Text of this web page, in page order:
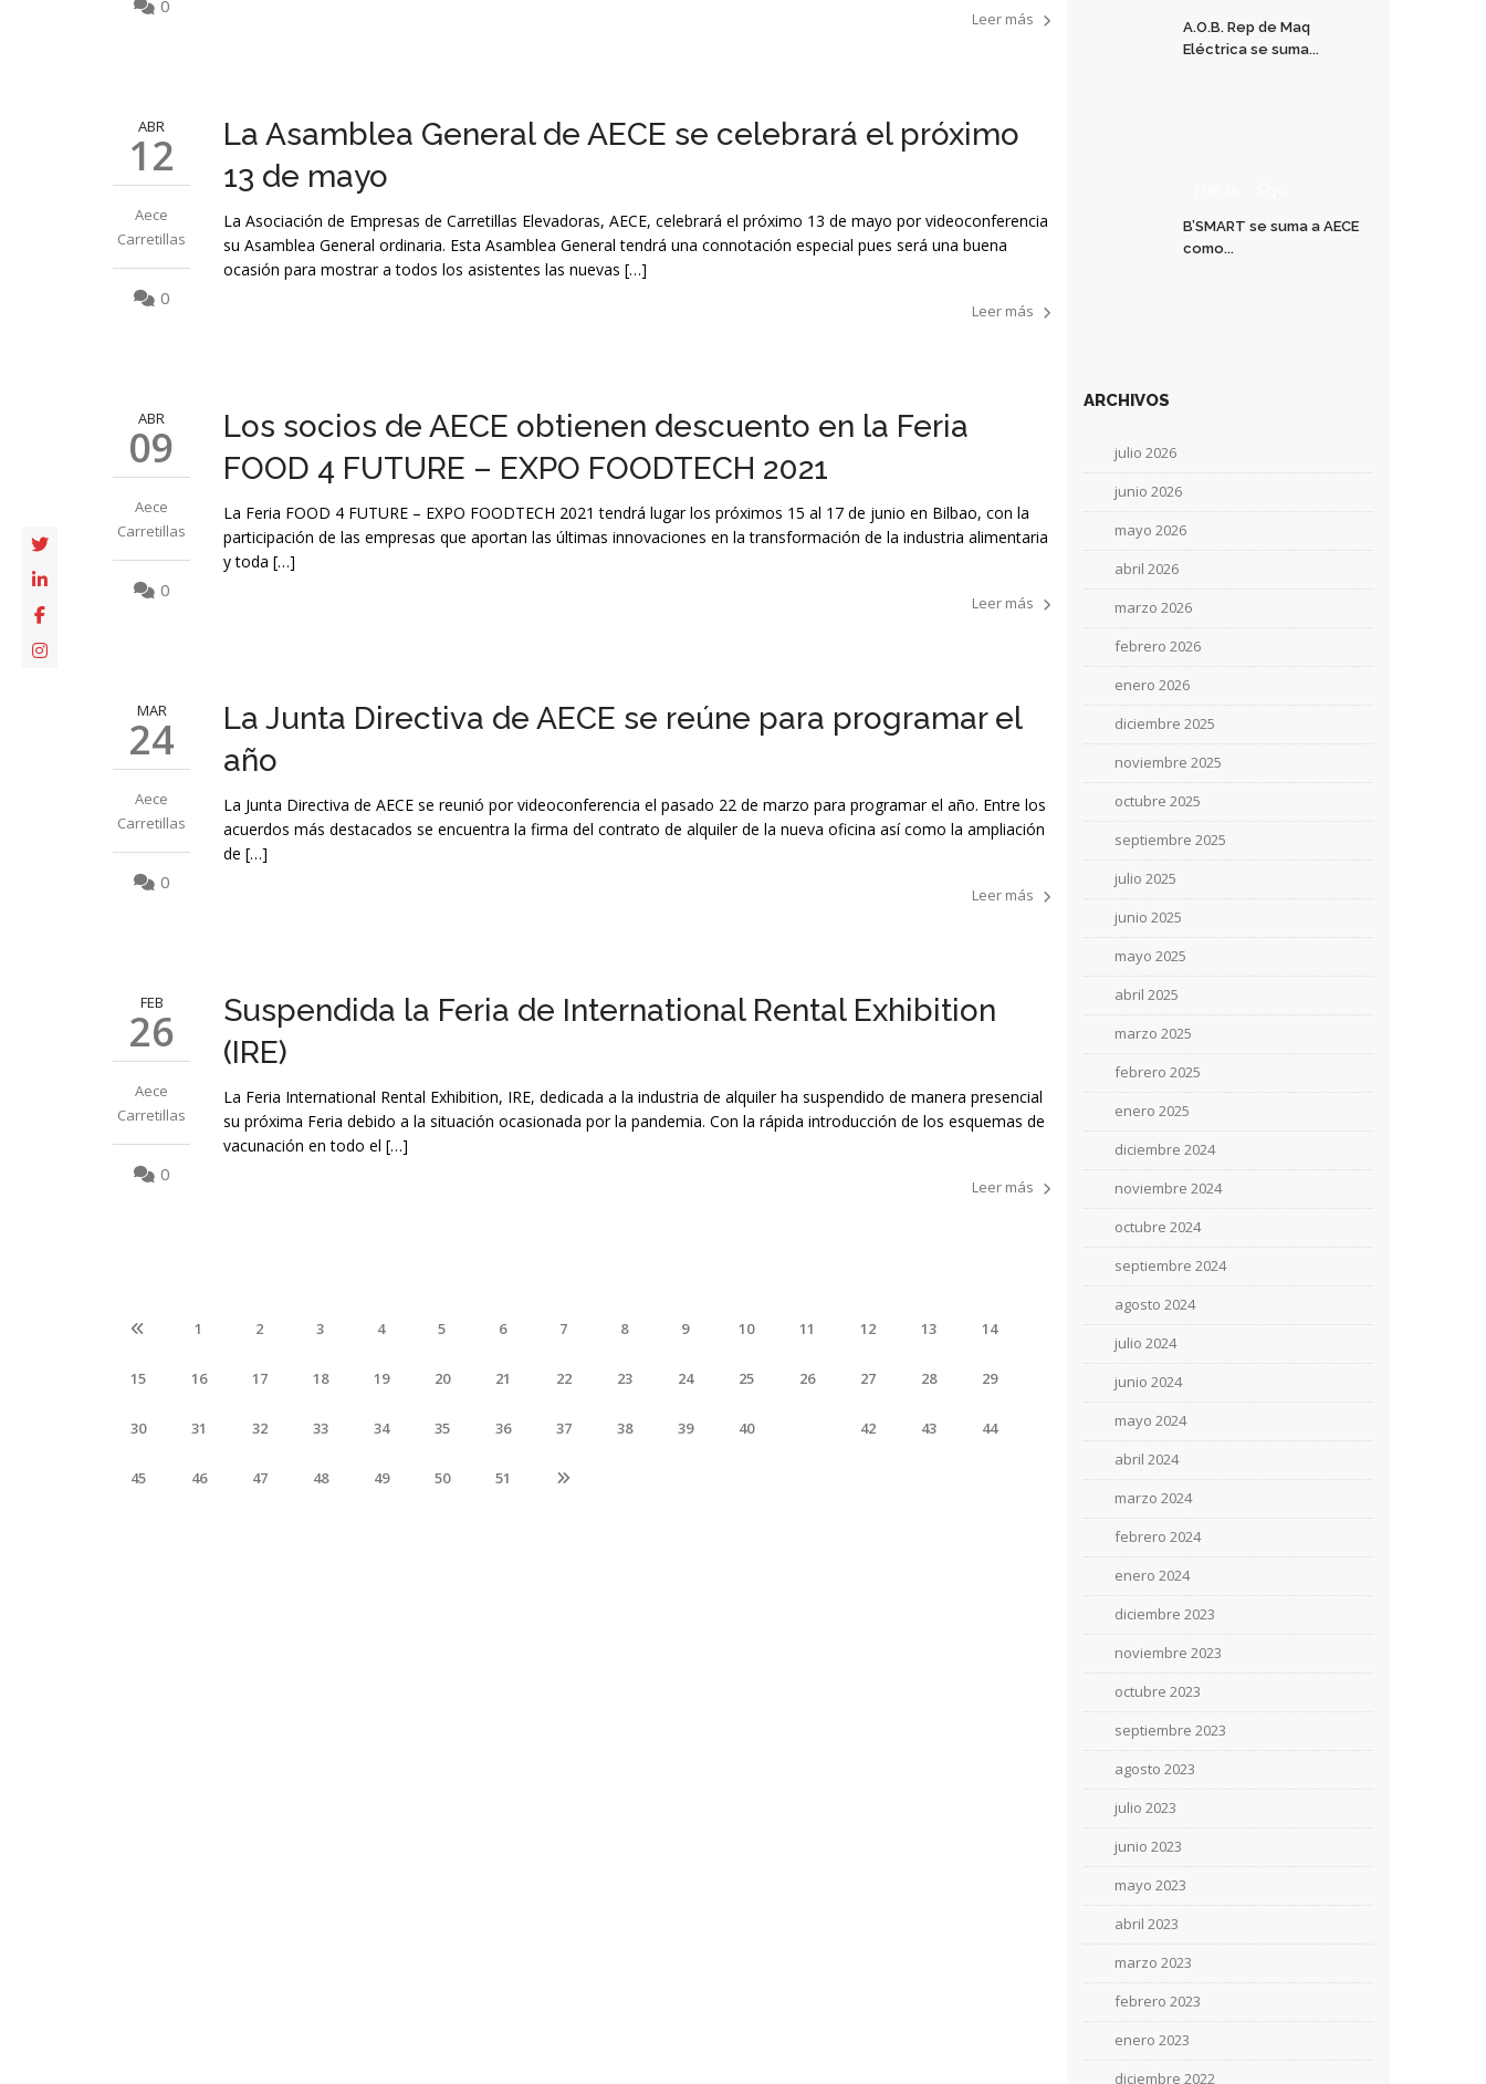
0
Leer más
ABR
12
Aece
Carretillas
0
La Asamblea General de AECE se celebrará el próximo
13 de mayo
La Asociación de Empresas de Carretillas Elevadoras, AECE, celebrará el próximo 13 de mayo por videoconferencia
su Asamblea General ordinaria. Esta Asamblea General tendrá una connotación especial pues será una buena
ocasión para mostrar a todos los asistentes las nuevas […]
Leer más
ABR
09
Aece
Carretillas
0
Los socios de AECE obtienen descuento en la Feria
FOOD 4 FUTURE – EXPO FOODTECH 2021
La Feria FOOD 4 FUTURE – EXPO FOODTECH 2021 tendrá lugar los próximos 15 al 17 de junio en Bilbao, con la
participación de las empresas que aportan las últimas innovaciones en la transformación de la industria alimentaria
y toda […]
Leer más
MAR
24
Aece
Carretillas
0
La Junta Directiva de AECE se reúne para programar el
año
La Junta Directiva de AECE se reunió por videoconferencia el pasado 22 de marzo para programar el año. Entre los
acuerdos más destacados se encuentra la firma del contrato de alquiler de la nueva oficina así como la ampliación
de […]
Leer más
FEB
26
Aece
Carretillas
0
Suspendida la Feria de International Rental Exhibition
(IRE)
La Feria International Rental Exhibition, IRE, dedicada a la industria de alquiler ha suspendido de manera presencial
su próxima Feria debido a la situación ocasionada por la pandemia. Con la rápida introducción de los esquemas de
vacunación en todo el […]
Leer más
1 2 3 4 5 6 7 8 9 10 11 12 13 14
15 16 17 18 19 20 21 22 23 24 25 26 27 28 29
30 31 32 33 34 35 36 37 38 39 40 42 43 44
45 46 47 48 49 50 51
A.O.B. Rep de Maq
Eléctrica se suma...
B’SMART se suma a AECE
como...
ARCHIVOS
julio 2026
junio 2026
mayo 2026
abril 2026
marzo 2026
febrero 2026
enero 2026
diciembre 2025
noviembre 2025
octubre 2025
septiembre 2025
julio 2025
junio 2025
mayo 2025
abril 2025
marzo 2025
febrero 2025
enero 2025
diciembre 2024
noviembre 2024
octubre 2024
septiembre 2024
agosto 2024
julio 2024
junio 2024
mayo 2024
abril 2024
marzo 2024
febrero 2024
enero 2024
diciembre 2023
noviembre 2023
octubre 2023
septiembre 2023
agosto 2023
julio 2023
junio 2023
mayo 2023
abril 2023
marzo 2023
febrero 2023
enero 2023
diciembre 2022